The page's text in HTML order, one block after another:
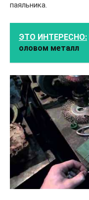
паяльника.
ЭТО ИНТЕРЕСНО:
оловом металл